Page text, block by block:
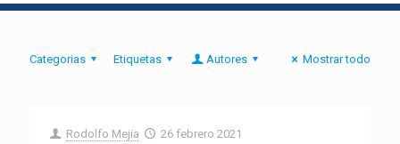
Categorias Etiquetas Autores Mostrar todo
Rodolfo Mejia 26 febrero 2021